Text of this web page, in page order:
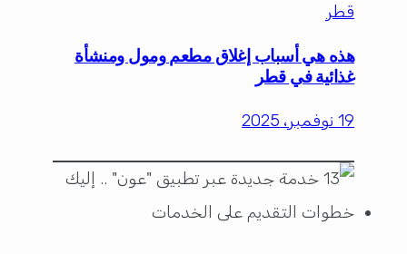
قطر
هذه هي أسباب إغلاق مطعم ومول ومنشأة
غذائية في قطر
19 نوفمبر، 2025